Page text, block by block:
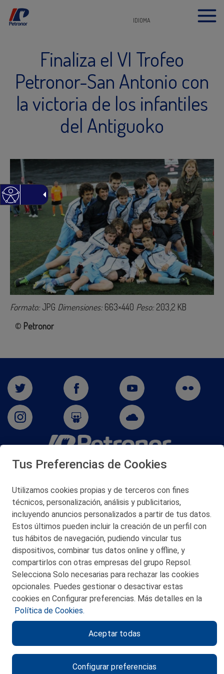
IDIOMA
Finaliza el VI Trofeo
Petronor-San Antonio con
la victoria de los infantiles
del Antiguoko
Formato: JPG Dimensiones: 663×440 Peso: 203,2 KB
© Petronor
San Martín 5-Edificio Muñatones,
© 2026 Petronor S.A.
CONTACTO
MAPA WEB
POLITICA DE PRIVACIDAD
POLITICA DE COOKIES
CANAL DE ÉTICA
Tus Preferencias de Cookies
Utilizamos cookies propias y de terceros con fines
técnicos, personalización, análisis y publicitarios,
incluyendo anuncios personalizados a partir de tus datos.
Estos últimos pueden incluir la creación de un perfil con
tus hábitos de navegación, pudiendo vincular tus
dispositivos, combinar tus datos online y offline, y
compartirlos con otras empresas del grupo Repsol.
Selecciona Solo necesarias para rechazar las cookies
opcionales. Puedes gestionar o desactivar estas
cookies en Configurar preferencias. Más detalles en la
Política de Cookies.
Configurar preferencias
Aceptar todas